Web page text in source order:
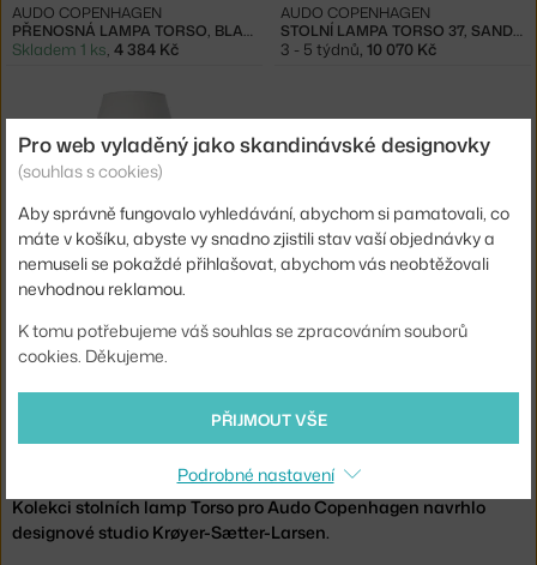
Audo Copenhagen
Kolekci stolních lamp Torso pro Audo Copenhagen navrhlo
designové studio Krøyer-Sætter-Larsen.
PŘENOSNÁ LAMPA TORSO, BLACK
AUDO COPENHAGEN
Skladem 1 ks 4 384 Kč
STOLNÍ LAMPA TORSO 37, SAND/OFF WHITE
AUDO COPENHAGEN
3 - 5 týdnů 10 070 Kč
AUDO COPENHAGEN
3 - 5 týdnů,10 840 Kč
Ste zo Slovenska? Prejdite na
Shopping from the EU? Switch to
Pro web vyladěný jako skandinávské designovky
(souhlas s cookies)
Aby správně fungovalo vyhledávání, abychom si pamatovali, co
máte v košíku, abyste vy snadno zjistili stav vaší objednávky a
nemuseli se pokaždé přihlašovat, abychom vás neobtěžovali
nevhodnou reklamou.
K tomu potřebujeme váš souhlas se zpracováním souborů
cookies. Děkujeme.
PŘIJMOUT VŠE
Podrobné nastavení